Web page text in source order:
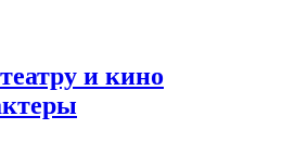
и кино